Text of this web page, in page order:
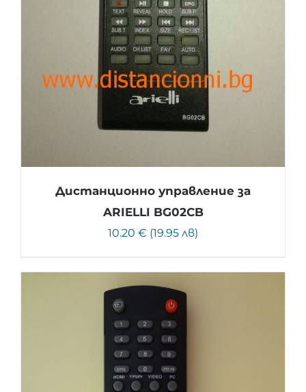
Дистанционно управление за
ARIELLI BG02CB
10.20 € (19.95 лв)